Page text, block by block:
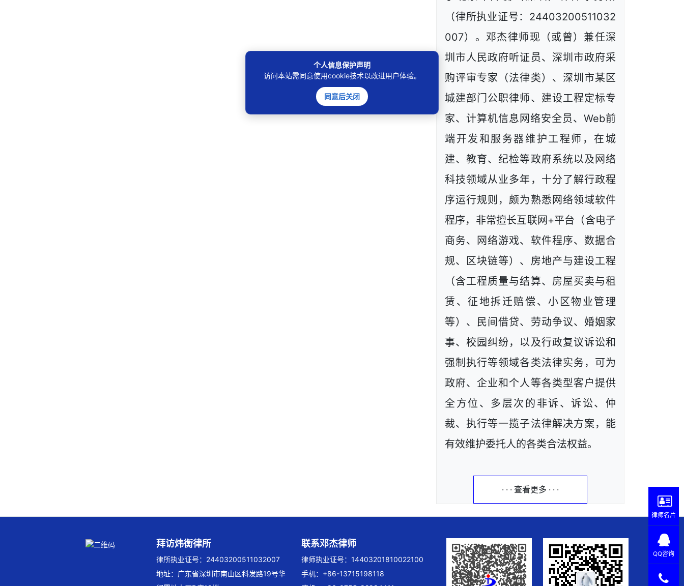
（律所执业证号：24403200511032
007）。邓杰律师现（或曾）兼任深
圳市人民政府听证员、深圳市政府采
购评审专家（法律类）、深圳市某区
城建部门公职律师、建设工程定标专
家、计算机信息网络安全员、Web前
端开发和服务器维护工程师，在城
建、教育、纪检等政府系统以及网络
科技领域从业多年，十分了解行政程
序运行规则，颇为熟悉网络领域软件
程序，非常擅长互联网+平台（含电子
商务、网络游戏、软件程序、数据合
规、区块链等）、房地产与建设工程
（含工程质量与结算、房屋买卖与租
赁、征地拆迁赔偿、小区物业管理
等）、民间借贷、劳动争议、婚姻家
事、校园纠纷，以及行政复议诉讼和
强制执行等领域各类法律实务，可为
政府、企业和个人等各类型客户提供
全方位、多层次的非诉、诉讼、仲
裁、执行等一揽子法律解决方案，能
有效维护委托人的各类合法权益。
· · · 查看更多 · · ·
拜访炜衡律所
律所执业证号：24403200511032007
地址：广东省深圳市南山区科发路19号华
联系邓杰律师
律师执业证号：14403201810022100
手机：+86-13715198118
律师名片
QQ咨询
个人信息保护声明
访问本站需同意使用cookie技术以改进用户体验。
同意后关闭